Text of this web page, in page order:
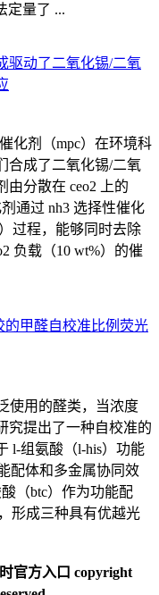
定量了 ...
驱动了二氧化锡/二氧
化剂（mpc）在环境科
合成了二氧化锡/二氧
由分散在 ceo2 上的
通过 nh3 选择性催化
过程，能够同时去除
负载（10 wt%）的催
甲醛自校准比例荧光
使用的醛类，当浓度
究提出了一种自校准的
l-组氨酸（l-his）功能
配体和多金属协同效
（btc）作为功能配
形成三种具有优越光
官方入口 copyright